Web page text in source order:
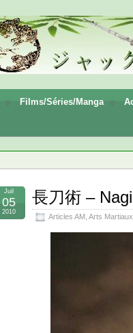
Films/Séries/Manga
長刀術 –
Articles AM Arts Martiaux
Juil
05
2010